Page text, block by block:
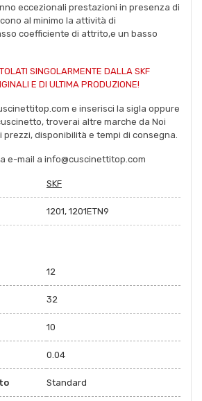
eccezionali prestazioni in presenza di
al minimo la attività di
coefficiente di attrito,e un basso
SINGOLARMENTE DALLA SKF
E DI ULTIMA PRODUZIONE!
e inserisci la sigla oppure
troverai altre marche da Noi
disponibilità e tempi di consegna.
e-mail a info@cuscinettitop.com
SKF
1201, 1201ETN9
12
32
10
0.04
Standard